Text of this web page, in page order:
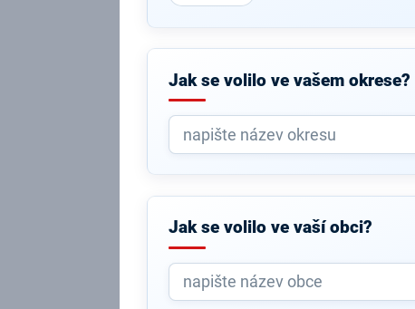
Jak se volilo ve vašem okrese?
Jak se volilo ve vaší obci?